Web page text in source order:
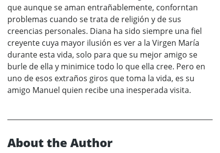
que aunque se aman entrañablemente, conforntan
problemas cuando se trata de religión y de sus
creencias personales. Diana ha sido siempre una fiel
creyente cuya mayor ilusión es ver a la Virgen María
durante esta vida, solo para que su mejor amigo se
burle de ella y minimice todo lo que ella cree. Pero en
uno de esos extraños giros que toma la vida, es su
amigo Manuel quien recibe una inesperada visita.
About the Author